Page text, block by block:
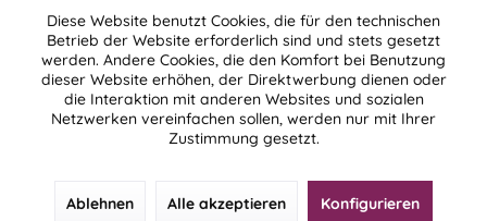
Diese Website benutzt Cookies, die für den technischen
Betrieb der Website erforderlich sind und stets gesetzt
werden. Andere Cookies, die den Komfort bei Benutzung
dieser Website erhöhen, der Direktwerbung dienen oder
die Interaktion mit anderen Websites und sozialen
Netzwerken vereinfachen sollen, werden nur mit Ihrer
Zustimmung gesetzt.
Ablehnen Alle akzeptieren Konfigurieren